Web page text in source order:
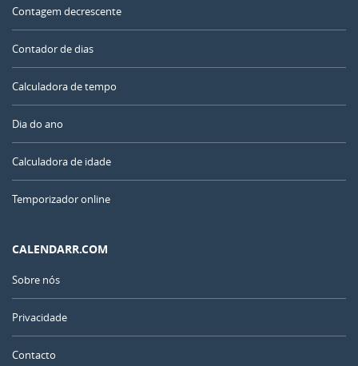
Contagem decrescente
Contador de dias
Calculadora de tempo
Dia do ano
Calculadora de idade
Temporizador online
CALENDARR.COM
Sobre nós
Privacidade
Contacto